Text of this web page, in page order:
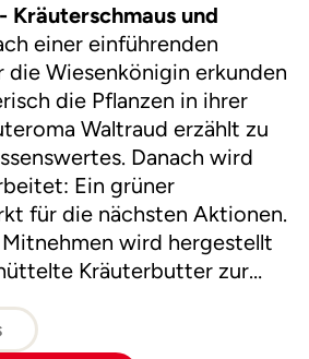
Kräuterschmaus und
einer einführenden
die Wiesenkönigin erkunden
die Pflanzen in ihrer
Waltraud erzählt zu
Danach wird
Ein grüner
für die nächsten Aktionen.
wird hergestellt
Kräuterbutter zur